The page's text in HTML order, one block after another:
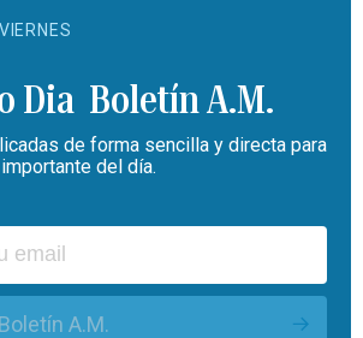
Boletín A.M.
de forma sencilla y directa para
del día.
A.M.